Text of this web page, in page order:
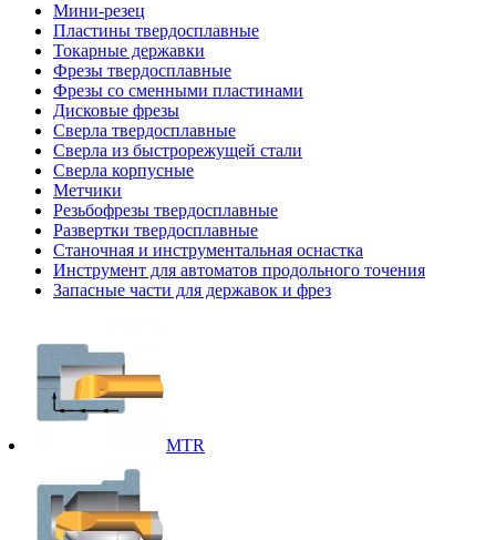
Мини-резец
Пластины твердосплавные
Токарные державки
Фрезы твердосплавные
Фрезы со сменными пластинами
Дисковые фрезы
Сверла твердосплавные
Сверла из быстрорежущей стали
Сверла корпусные
Метчики
Резьбофрезы твердосплавные
Развертки твердосплавные
Станочная и инструментальная оснастка
Инструмент для автоматов продольного точения
Запасные части для державок и фрез
MTR